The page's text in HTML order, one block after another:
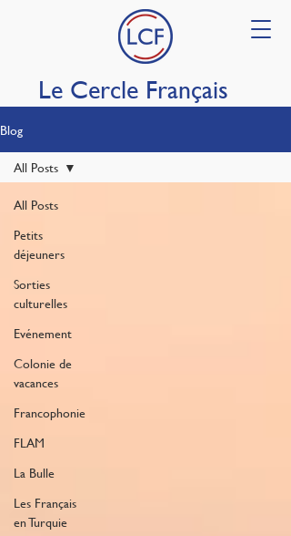
Le Cercle Français
Blog
All Posts
Petits
déjeuners
Sorties
culturelles
Evénement
Colonie de
vacances
Francophonie
FLAM
La Bulle
Les Français
en Turquie
All Posts